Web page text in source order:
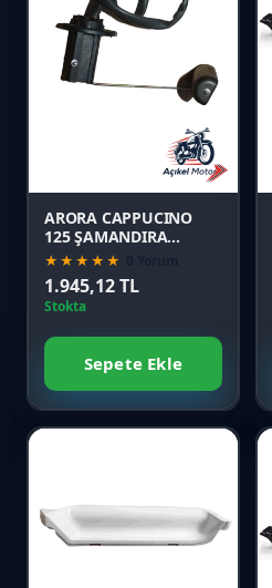
Favori
ARORA CAPPUCINO
125 ŞAMANDIRA
(EURO3)
★★★★★
1.945,12 TL
Stokta
Sepete Ekle